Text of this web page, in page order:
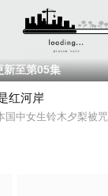
新至第05集
红河岸
国中女生铃木夕梨被